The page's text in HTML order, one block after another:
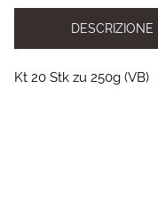
DESCRIZIONE
Kt 20 Stk zu 250g (VB)